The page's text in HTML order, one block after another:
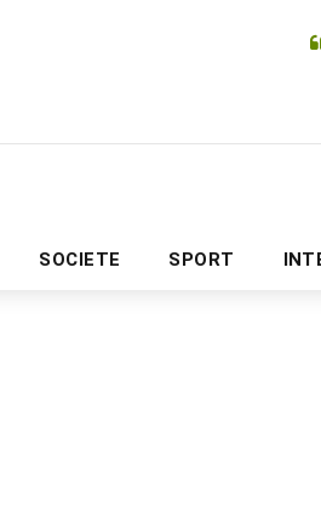
SOCIETE SPORTPUBLICITÉ